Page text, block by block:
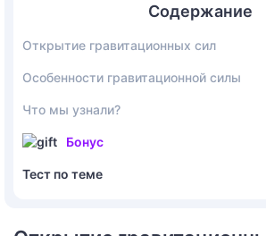
Содержание
Открытие гравитационных сил
Особенности гравитационной силы
Что мы узнали?
Бонус
Тест по теме